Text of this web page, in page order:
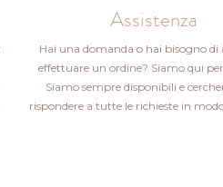
Assistenza
Hai una domanda o hai bisogno di
effettuare un ordine? Siamo qui
Siamo sempre disponibili e
rispondere a tutte le richieste in